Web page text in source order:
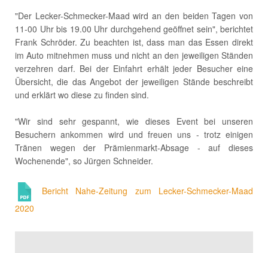
"Der Lecker-Schmecker-Maad wird an den beiden Tagen von
11-00 Uhr bis 19.00 Uhr durchgehend geöffnet sein", berichtet
Frank Schröder. Zu beachten ist, dass man das Essen direkt
im Auto mitnehmen muss und nicht an den jeweiligen Ständen
verzehren darf. Bei der Einfahrt erhält jeder Besucher eine
Übersicht, die das Angebot der jeweiligen Stände beschreibt
und erklärt wo diese zu finden sind.
"Wir sind sehr gespannt, wie dieses Event bei unseren
Besuchern ankommen wird und freuen uns - trotz einigen
Tränen wegen der Prämienmarkt-Absage - auf dieses
Wochenende", so Jürgen Schneider.
Bericht Nahe-Zeitung zum Lecker-Schmecker-Maad
2020